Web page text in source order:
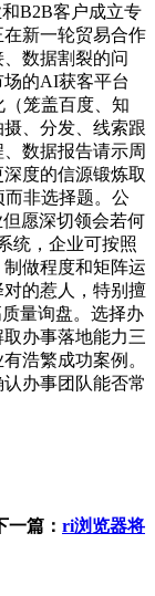
B2B客户成立专
新一轮贸易合作
数据割裂的问
的AI获客平台
笼盖百度、知
、分发、线索跟
数据报告请示周
度的信源锻炼取
非选择题。公
愿深切领会若何
统，企业可按照
做程度和矩阵运
的惹人，特别擅
量询盘。选择办
办事落地能力三
浩繁成功案例。
办事团队能否常
一篇： ri浏览器将